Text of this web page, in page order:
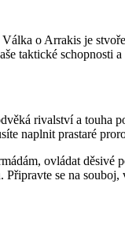
o Arrakis je
taktické schopnosti
rivalství a
naplnit prastaré
ovládat
se na